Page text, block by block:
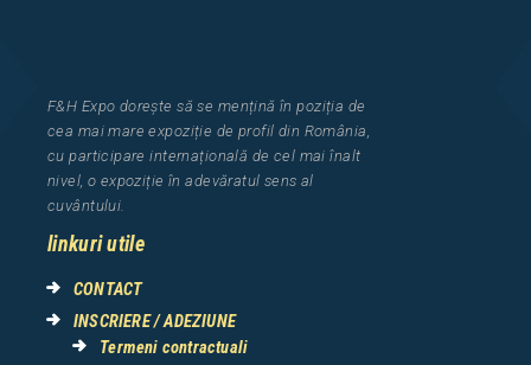
F&H Expo dorește să se mențină în poziția de
cea mai mare expoziție de profil din România,
cu participare internațională de cel maiînalt
nivel, o expoziție în adevăratul sens al
cuvântului.
linkuri utile
CONTACT
INSCRIERE / ADEZIUNE
Termeni contractuali